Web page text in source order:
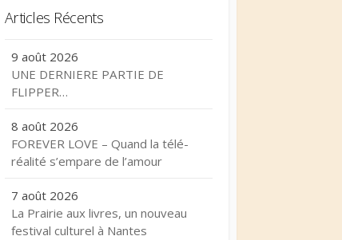
Articles Récents
9 août 2026
UNE DERNIERE PARTIE DE
FLIPPER…
8 août 2026
FOREVER LOVE – Quand la télé-
réalité s’empare de l’amour
7 août 2026
La Prairie aux livres, un nouveau
festival culturel à Nantes